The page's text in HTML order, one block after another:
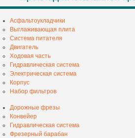
Асфальтоукладчики
Выглаживающая плита
Система питателя
Двигатель
Ходовая часть
Гидравлическая система
Электрическая система
Корпус
Набор фильтров
Дорожные фрезы
Конвейер
Гидравлическая система
Фрезерный барабан